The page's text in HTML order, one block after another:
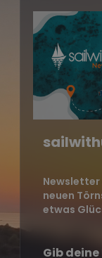
Newsletter
neuen
etwas
Gib